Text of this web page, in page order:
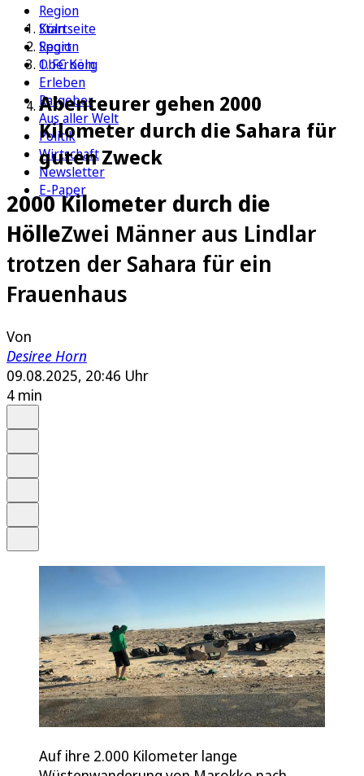
Region
Köln
Sport
1. FC Köln
Erleben
Ratgeber
Aus aller Welt
Politik
Wirtschaft
Newsletter
E-Paper
Startseite
Region
Oberberg
Abenteurer gehen 2000
Kilometer durch die Sahara für
guten Zweck
2000 Kilometer durch die
HölleZwei Männer aus Lindlar
trotzen der Sahara für ein
Frauenhaus
Von
Desiree Horn
09.08.2025, 20:46 Uhr
4 min
Auf ihre 2.000 Kilometer lange